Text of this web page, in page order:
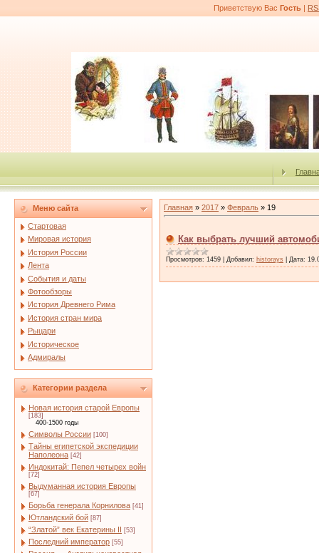
Приветствую Вас Гость |
Меню сайта
Стартовая
Мировая история
История России
Лента
События и даты
Фотообзоры
История Древнего Рима
История стран мира
Рыцари
Историческое
Адмиралы
Категории раздела
Новая история старой Европы
[183]
400-1500 годы
Символы России [100]
Тайны египетской экспедиции
Наполеона [42]
Индокитай: Пепел четырех войн
[72]
Выдуманная история Европы
[67]
Борьба генерала Корнилова [41]
Ютландский бой [87]
“Златой” век Екатерины II [53]
Последний император [55]
Главная » 2017 » Февраль » 19
Как выбрать лучший
Просмотров: 1459 Добавил: historays Дата: